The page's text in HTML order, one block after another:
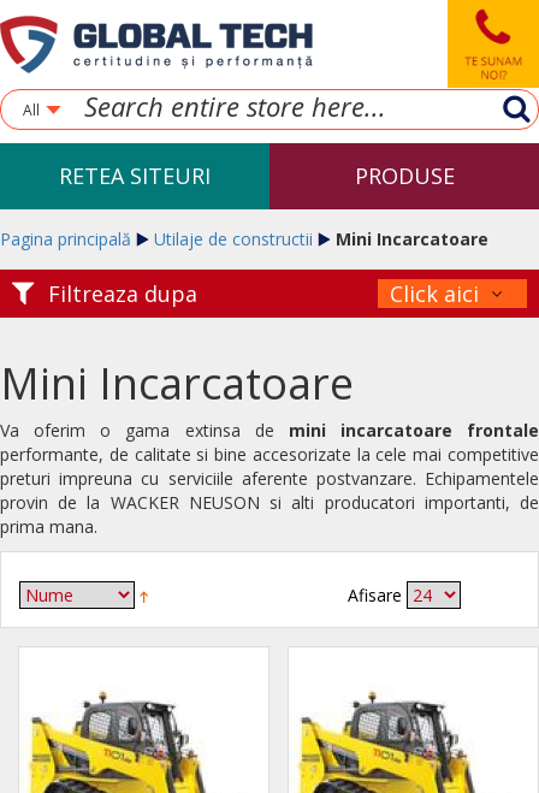
All
RETEA SITEURI PRODUSE
Pagina principală Utilaje de constructii Mini Incarcatoare
Filtreaza dupa Click aici
Mini Incarcatoare
Va oferim o gama extinsa de mini incarcatoare frontale
performante, de calitate si bine accesorizate la cele mai competitive
preturi impreuna cu serviciile aferente postvanzare. Echipamentele
provin de la WACKER NEUSON si alti producatori importanti, de
prima mana.
Afisare